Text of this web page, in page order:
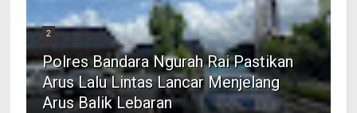
2
Polres Bandara Ngurah Rai Pastikan
Arus Lalu Lintas Lancar Menjelang
Arus Balik Lebaran